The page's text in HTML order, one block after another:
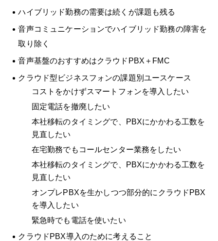
ハイブリッド勤務の需要は続くが課題も残る
音声コミュニケーションでハイブリッド勤務の障害を
取り除く
音声基盤のおすすめはクラウドPBX＋FMC
クラウド型ビジネスフォンの課題別ユースケース
コストをかけずスマートフォンを導入したい
固定電話を撤廃したい
本社移転のタイミングで、PBXにかかわる工数を
見直したい
在宅勤務でもコールセンター業務をしたい
本社移転のタイミングで、PBXにかかわる工数を
見直したい
オンプレPBXを生かしつつ部分的にクラウドPBX
を導入したい
緊急時でも電話を使いたい
クラウドPBX導入のために考えること